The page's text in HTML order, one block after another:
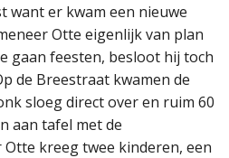
want er kwam een nieuwe
Otte eigenlijk van plan
gaan feesten, besloot hij toch
de Breestraat kwamen de
sloeg direct over en ruim 60
aan tafel met de
kreeg twee kinderen, een